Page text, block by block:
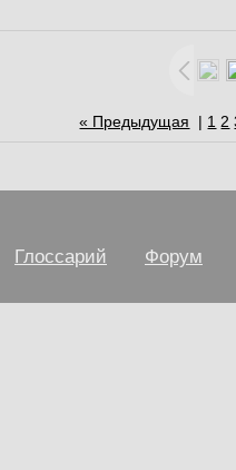
« Предыдущая | 1 2
Глоссарий Форум